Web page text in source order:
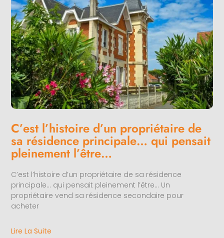
C’est l’histoire d’un propriétaire de
sa résidence principale… qui pensait
pleinement l’être…
C’est l’histoire d’un propriétaire de sa résidence
principale… qui pensait pleinement l’être… Un
propriétaire vend sa résidence secondaire pour
acheter
Lire La Suite